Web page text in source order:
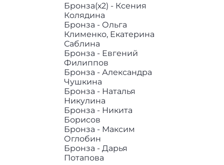
Бронза(х2) - Ксения
Колядина
Бронза - Ольга
Клименко, Екатерина
Саблина
Бронза - Евгений
Филиппов
Бронза - Александра
Чушкина
Бронза - Наталья
Никулина
Бронза - Никита
Борисов
Бронза - Максим
Оглобин
Бронза - Дарья
Потапова